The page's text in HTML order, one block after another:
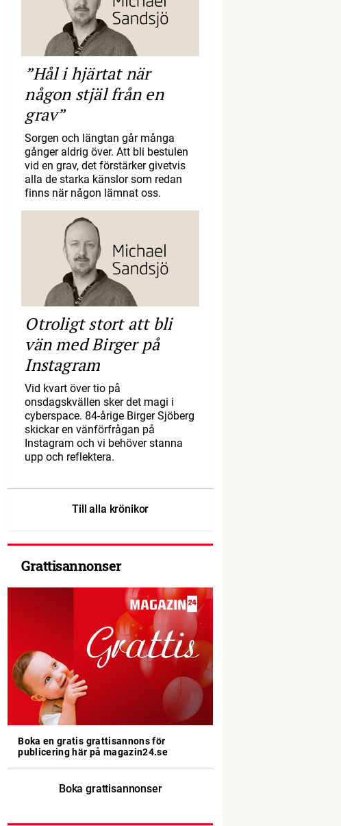
”Hål i hjärtat när
någon stjäl från en
grav”
Sorgen och längtan går många
gånger aldrig över. Att bli bestulen
vid en grav, det förstärker givetvis
alla de starka känslor som redan
finns när någon lämnat oss.
Otroligt stort att bli
vän med Birger på
Instagram
Vid kvart över tio på
onsdagskvällen sker det magi i
cyberspace. 84-årige Birger Sjöberg
skickar en vänförfrågan på
Instagram och vi behöver stanna
upp och reflektera.
Till alla krönikor
Grattisannonser
Boka en gratis grattisannons för
publicering här på magazin24.se
Boka grattisannonser